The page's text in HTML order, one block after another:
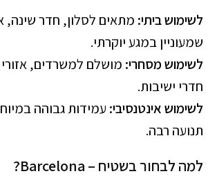
לשימוש ביתי: מתאים לסלון, חדר שינה,
שמעוניין במגע יוקרתי.
לשימוש מסחרי: מושלם למשרדים,
חדרי ישיבות.
לשימוש אינטנסיבי: עמידות גבוהה
תנועה רבה.
למה לבחור בשטיח – Barcelona?